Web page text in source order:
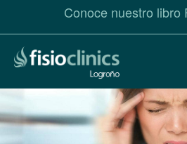
Pasar
contenido
Conoce nuestro libro